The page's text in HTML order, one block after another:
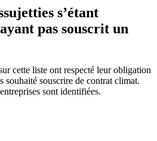
s’étant
pas souscrit un
cette liste ont respecté leur obligation
souhaité souscrire de contrat climat.
sont identifiées.